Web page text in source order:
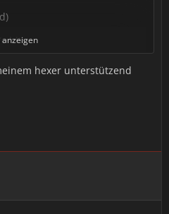
diesen werde ich dann,
anzeigen
hexer unterstützend